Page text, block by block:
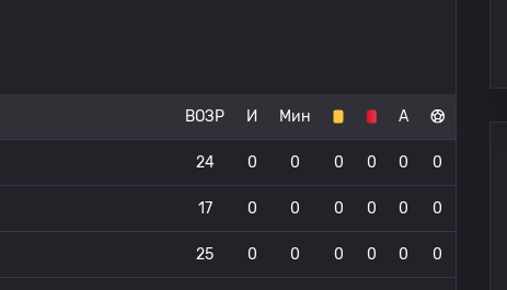
ВОЗР И Мин А
24 0 0 0 0 0 0
17 0 0 0 0 0 0
25 0 0 0 0 0 0